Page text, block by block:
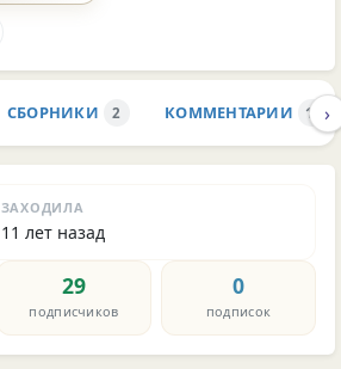
СБОРНИКИ 2 КОММЕНТАРИИ 13 ›
ЗАХОДИЛА
11 лет назад
29
подписчиков
0
подписок